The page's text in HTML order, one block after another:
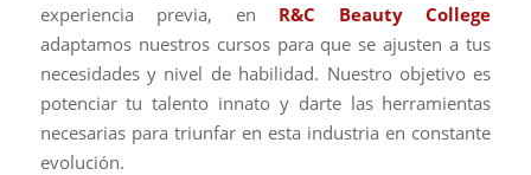
experiencia previa, en R&C Beauty College
adaptamos nuestros cursos para que se ajusten a tus
necesidades y nivel de habilidad. Nuestro objetivo es
potenciar tu talento innato y darte las herramientas
necesarias para triunfar en esta industria en constante
evolución.